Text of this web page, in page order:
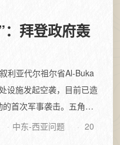
：拜登政府轰
利亚代尔祖尔省Al-Buka
设施发起空袭，目前已造
首次军事袭击。五角大
中东-西亚问题
20